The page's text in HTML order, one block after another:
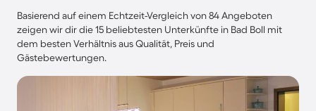
Basierend auf einem Echtzeit-Vergleich von 84 Angeboten
zeigen wir dir die 15 beliebtesten Unterkünfte in Bad Boll mit
dem besten Verhältnis aus Qualität, Preis und
Gästebewertungen.